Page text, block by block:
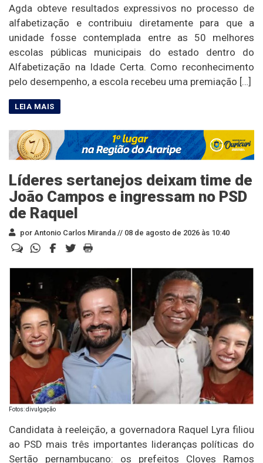
Agda obteve resultados expressivos no processo de
alfabetização e contribuiu diretamente para que a
unidade fosse contemplada entre as 50 melhores
escolas públicas municipais do estado dentro do
Alfabetização na Idade Certa. Como reconhecimento
pelo desempenho, a escola recebeu uma premiação […]
Líderes sertanejos deixam time de
João Campos e ingressam no PSD
de Raquel
por Antonio Carlos Miranda // 08 de agosto de 2026 às 10:40
Fotos: divulgação
Candidata à reeleição, a governadora Raquel Lyra filiou
ao PSD mais três importantes lideranças políticas do
Sertão pernambucano: os prefeitos Cloves Ramos